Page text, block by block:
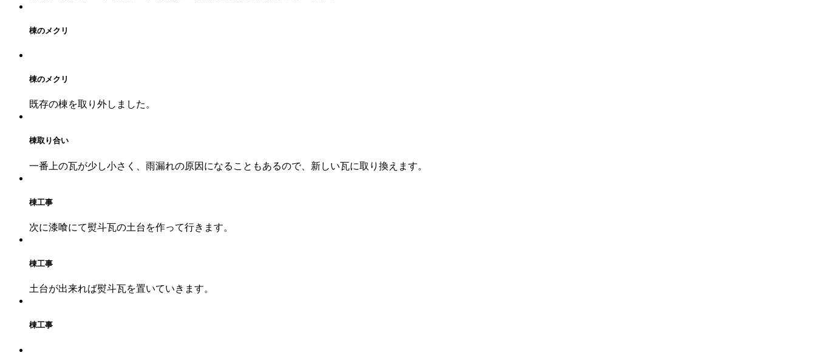
棟のメクリ
棟のメクリ
既存の棟を取り外しました。
棟取り合い
一番上の瓦が少し小さく、雨漏れの原因になることもあるので、新しい瓦に取り換えます。
棟工事
次に漆喰にて熨斗瓦の土台を作って行きます。
棟工事
土台が出来れば熨斗瓦を置いていきます。
棟工事